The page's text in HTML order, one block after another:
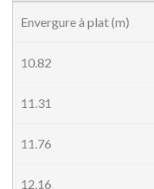
Envergure à plat (m)
10.82
11.31
11.76
12.16